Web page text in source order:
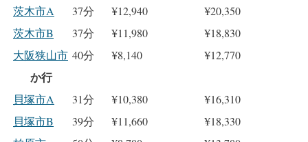
茨木市A
37分 ¥12,940
¥20,350
茨木市B
37分 ¥11,980
¥18,830
大阪狭山市 40分 ¥8,140 ¥12,770
か行
貝塚市A 31分 ¥10,380
¥16,310
貝塚市B
39分 ¥11,660
¥18,330